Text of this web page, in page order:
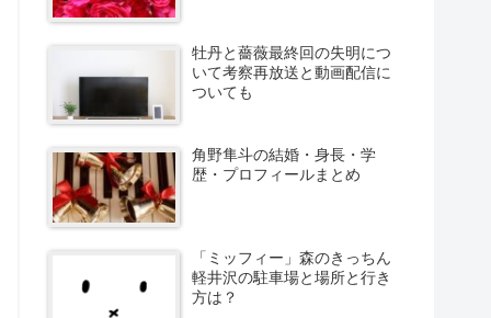
牡丹と薔薇最終回の失明につ
いて考察再放送と動画配信に
ついても
角野隼斗の結婚・身長・学
歴・プロフィールまとめ
「ミッフィー」森のきっちん
軽井沢の駐車場と場所と行き
方は？